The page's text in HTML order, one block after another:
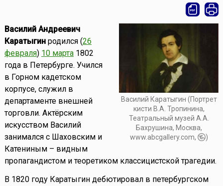
Василий Каратыгин (Портрет
кисти В.А. Тропинина,
Театральный музей А.А.
Бахрушина, Москва,
www.abcgallery.com,
)
Василий Андреевич
Каратыгинродился (26
февраля) 10 марта1802
года в Петербурге. Учился
в Горном кадетском
корпусе, служил в
департаменте внешней
торговли. Актёрским
искусством Василий
занимался с Шаховским и
Катениным – видным
пропагандистом и теоретиком классицистской трагедии.
В 1820 году Каратыгин дебютировал в петербургском